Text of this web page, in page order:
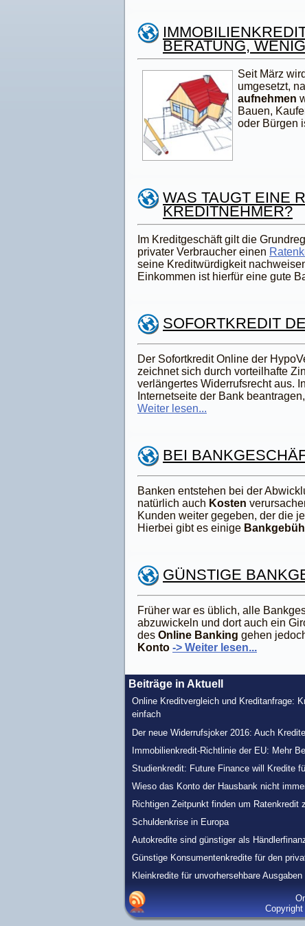
BERATUNG,
Seit März
umgesetzt,
aufnehmen
Bauen,
oder Bürgen
WAS TAUGT EINE
KREDITNEHMER?
Im Kreditgeschäft gilt die
privater Verbraucher einen
seine Kreditwürdigkeit
Einkommen ist hierfür eine gute
SOFORTKREDIT
Der Sofortkredit Online der
zeichnet sich durch vorteilhafte
verlängertes Widerrufsrecht aus.
Internetseite der Bank
Weiter lesen...
BEI
Banken entstehen bei der
natürlich auch Kosten
Kunden weiter gegeben, der die
Hierbei gibt es einige
GÜNSTIGE
Früher war es üblich, alle
abzuwickeln und dort auch ein
des Online Banking gehen
Konto -> Weiter lesen...
Beiträge in Aktuell
Online Kreditvergleich und Kreditanfrage:
einfach
Der neue Widerrufsjoker 2016: Auch
Immobilienkredit-Richtlinie der EU: Mehr
Studienkredit: Future Finance will Kredite
Wieso das Konto der Hausbank nicht
Richtigen Zeitpunkt finden um Ratenkredit
Schuldenkrise in Europa
Autokredite sind günstiger als
Günstige Konsumentenkredite für den
Kleinkredite für unvorhersehbare Ausgaben